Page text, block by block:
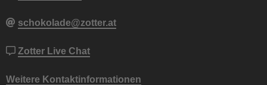
schokolade@zotter.at
Zotter Live Chat
Weitere Kontaktinformationen